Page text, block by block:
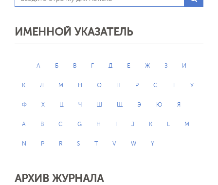
ИМЕННОЙ УКАЗАТЕЛЬ
А Б В Г Д Е Ж З И
К Л М Н О П Р С Т У
Ф Х Ц Ч Ш Щ Э Ю Я
A B C G H J K L M
N P R S T V W Y
АРХИВ ЖУРНАЛА